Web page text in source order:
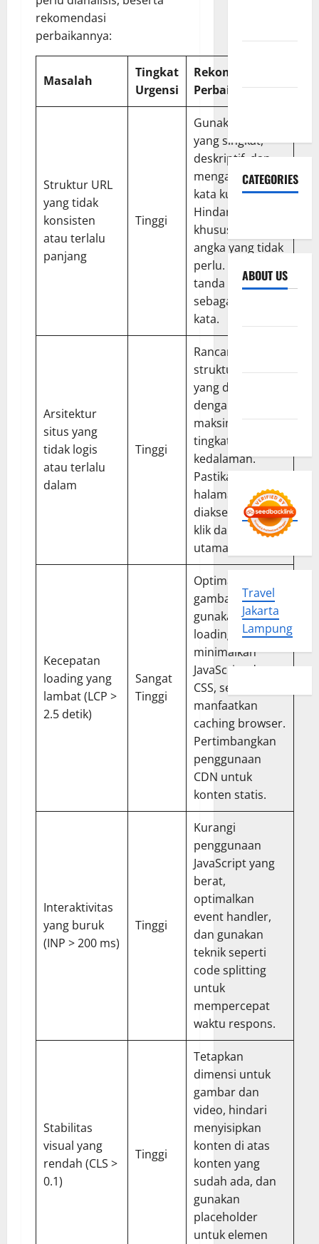
rekomendasi
perbaikannya:
Masalah
Tingkat
Urgensi
Rekomendasi
Perbaikan
Struktur URL
yang tidak
konsisten
atau terlalu
panjang
Tinggi
Gunakan URL
yang singkat,
deskriptif, dan
mengandung
kata kunci.
Hindari karakter
khusus atau
angka yang tidak
perlu. Gunakan
tanda hubung (-)
sebagai pemisah
kata.
Arsitektur
situs yang
tidak logis
atau terlalu
dalam
Tinggi
Rancang
struktur situs
yang datar
dengan
maksimal 3-4
tingkat
kedalaman.
Pastikan setiap
halaman dapat
diakses dalam 3
klik dari halaman
utama.
Kecepatan
loading yang
lambat (LCP >
2.5 detik)
Sangat
Tinggi
Optimalkan
gambar,
gunakan lazy
loading,
minimalkan
JavaScript dan
CSS, serta
manfaatkan
caching browser.
Pertimbangkan
penggunaan
CDN untuk
konten statis.
Interaktivitas
yang buruk
(INP > 200 ms)
Tinggi
Kurangi
penggunaan
JavaScript yang
berat,
optimalkan
event handler,
dan gunakan
teknik seperti
code splitting
untuk
mempercepat
waktu respons.
Stabilitas
visual yang
rendah (CLS >
0.1)
Tinggi
Tetapkan
dimensi untuk
gambar dan
video, hindari
menyisipkan
konten di atas
konten yang
sudah ada, dan
gunakan
placeholder
untuk elemen
CATEGORIES
ABOUT US
Travel
Jakarta
Lampung